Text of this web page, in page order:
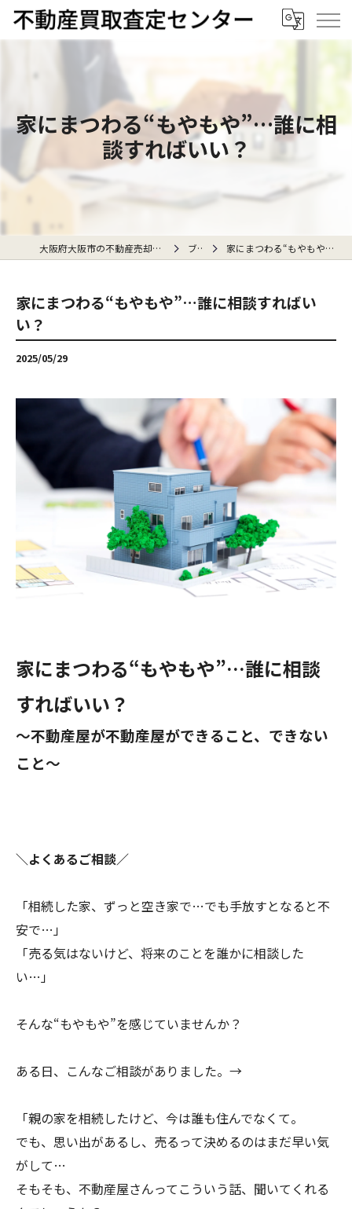
家にまつわる“もやもや”…誰に相
談すればいい？
大阪府大阪市の不動産売却なら不動産買取査定センター ブログ 家にまつわる“もやもや”…誰に相談すればいい？
家にまつわる“もやもや”…誰に相談すればい
い？
2025/05/29
家にまつわる“もやもや”…誰に相談
すればいい？
～不動産屋が不動産屋ができること、できない
こと～
＼よくあるご相談／
「相続した家、ずっと空き家で…でも手放すとなると不
安で…」
「売る気はないけど、将来のことを誰かに相談した
い…」
そんな“もやもや”を感じていませんか？
ある日、こんなご相談がありました。→
「親の家を相続したけど、今は誰も住んでなくて。
でも、思い出があるし、売るって決めるのはまだ早い気
がして…
そもそも、不動産屋さんってこういう話、聞いてくれる